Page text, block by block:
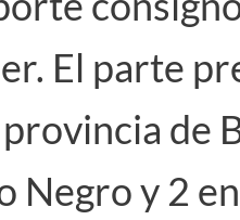
El parte
de
Negro y 2